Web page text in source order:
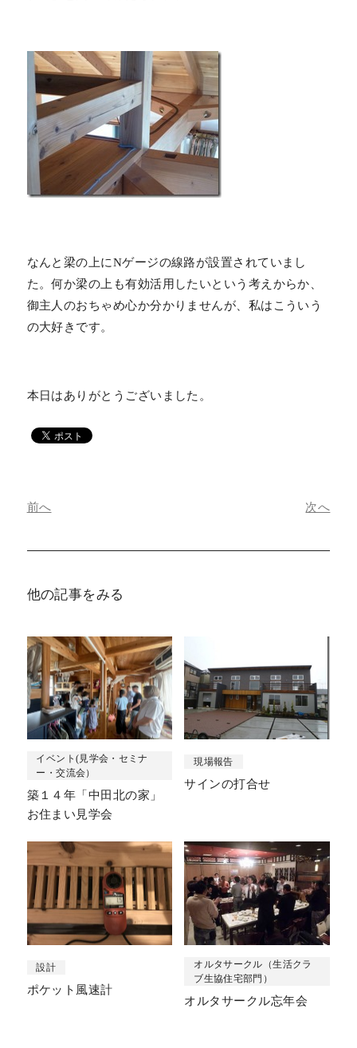
なんと梁の上にNゲージの線路が設置されていまし
た。何か梁の上も有効活用したいという考えからか、
御主人のおちゃめ心か分かりませんが、私はこういう
の大好きです。
本日はありがとうございました。
前へ 次へ
他の記事をみる
イベント(見学会・セミナ
ー・交流会）
築１４年「中田北の家」
お住まい見学会
現場報告
サインの打合せ
設計
ポケット風速計
オルタサークル（生活クラ
ブ生協住宅部門）
オルタサークル忘年会